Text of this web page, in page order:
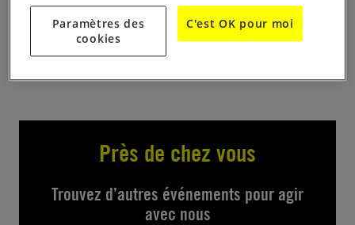
9h-12h à La place des tilleuls
Près de chez vous
Trouvez d’autres événements pour agir
avec nous
Paramètres des
cookies
C'est OK pour moi